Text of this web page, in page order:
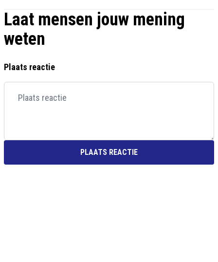
Laat mensen jouw mening
weten
Plaats reactie
PLAATS REACTIE